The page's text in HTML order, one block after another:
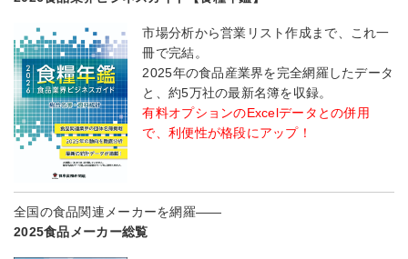
市場分析から営業リスト作成まで、これ一
冊で完結。
2025年の食品産業界を完全網羅したデータ
と、約5万社の最新名簿を収録。
有料オプションのExcelデータとの併用
で、利便性が格段にアップ！
全国の食品関連メーカーを網羅――
2025食品メーカー総覧